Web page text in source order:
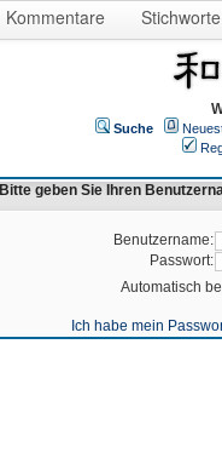
Kommentare Stichworte
Suche
Bitte geben Sie Ihren
Benutzername:
Passwort:
Automatisch
Ich habe mein